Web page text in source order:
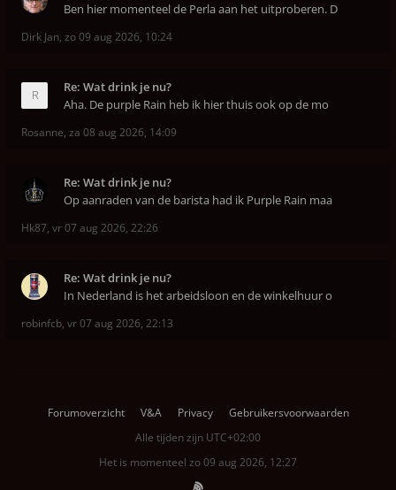
Ben hier momenteel de Perla aan het uitproberen. D
Dirk Jan, zo 09 aug 2026, 10:24
Re: Wat drink je nu?
Aha. De purple Rain heb ik hier thuis ook op de mo
Rosanne, za 08 aug 2026, 14:09
Re: Wat drink je nu?
Op aanraden van de barista had ik Purple Rain maa
Hk87, vr 07 aug 2026, 22:26
Re: Wat drink je nu?
In Nederland is het arbeidsloon en de winkelhuur o
robinfcb, vr 07 aug 2026, 22:13
Forumoverzicht V&A Privacy
Gebruikersvoorwaarden
Alle tijden zijn UTC+02:00
Het is momenteel zo 09 aug 2026, 12:27